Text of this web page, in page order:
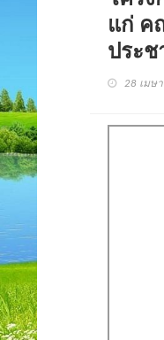
แก่ ค
ประ
28 เมษ